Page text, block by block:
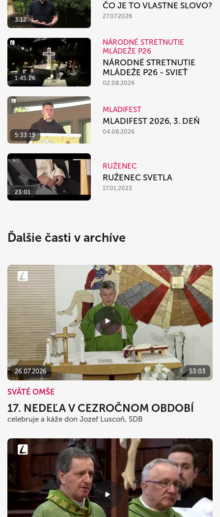
3:12
ČO JE TO VLASTNE SLOVO?
27.07.2026
1:45:26
NÁRODNÉ STRETNUTIE
MLÁDEŽE P26
NÁRODNÉ STRETNUTIE
MLÁDEŽE P26 - SVIEŤ
02.08.2026
5:33:15
MLADIFEST
MLADIFEST 2026, 3. DEŇ
04.08.2026
23:01
RUŽENEC
RUŽENEC SVETLA
17.01.2023
Ďalšie časti v archíve
26.07.2026 53:03
SVÄTÉ OMŠE
17. NEDEĽA V CEZROČNOM OBDOBÍ
celebruje a káže don Jozef Luscoň, SDB